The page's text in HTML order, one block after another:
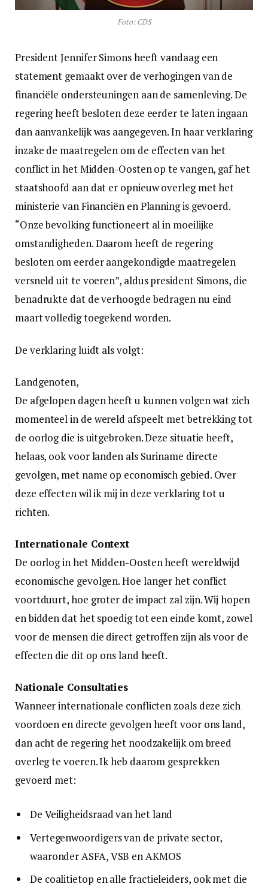
Foto: CDS
President Jennifer Simons heeft vandaag een
statement gemaakt over de verhogingen van de
financiële ondersteuningen aan de samenleving. De
regering heeft besloten deze eerder te laten ingaan
dan aanvankelijk was aangegeven. In haar verklaring
inzake de maatregelen om de effecten van het
conflict in het Midden-Oosten op te vangen, gaf het
staatshoofd aan dat er opnieuw overleg met het
ministerie van Financiën en Planning is gevoerd.
“Onze bevolking functioneert al in moeilijke
omstandigheden. Daarom heeft de regering
besloten om eerder aangekondigde maatregelen
versneld uit te voeren”, aldus president Simons, die
benadrukte dat de verhoogde bedragen nu eind
maart volledig toegekend worden.
De verklaring luidt als volgt:
Landgenoten,
De afgelopen dagen heeft u kunnen volgen wat zich
momenteel in de wereld afspeelt met betrekking tot
de oorlog die is uitgebroken. Deze situatie heeft,
helaas, ook voor landen als Suriname directe
gevolgen, met name op economisch gebied. Over
deze effecten wil ik mij in deze verklaring tot u
richten.
Internationale Context
De oorlog in het Midden-Oosten heeft wereldwijd
economische gevolgen. Hoe langer het conflict
voortduurt, hoe groter de impact zal zijn. Wij hopen
en bidden dat het spoedig tot een einde komt, zowel
voor de mensen die direct getroffen zijn als voor de
effecten die dit op ons land heeft.
Nationale Consultaties
Wanneer internationale conflicten zoals deze zich
voordoen en directe gevolgen heeft voor ons land,
dan acht de regering het noodzakelijk om breed
overleg te voeren. Ik heb daarom gesprekken
gevoerd met:
De Veiligheidsraad van het land
Vertegenwoordigers van de private sector,
waaronder ASFA, VSB en AKMOS
De coalitietop en alle fractieleiders, ook met die